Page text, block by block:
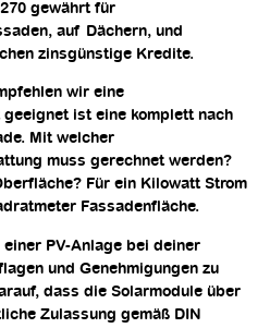
gewährt für
auf Dächern, und
zinsgünstige Kredite.
wir eine
ist eine komplett nach
Mit welcher
muss gerechnet werden?
Für ein Kilowatt Strom
Fassadenfläche.
PV-Anlage bei deiner
und Genehmigungen zu
dass die Solarmodule über
Zulassung gemäß DIN